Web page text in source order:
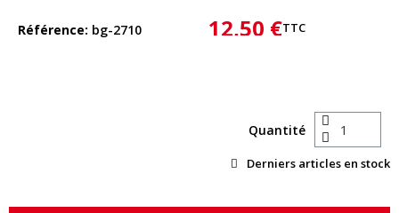
Référence bg-2710 12,50 €TTC
Quantité
Derniers articles en stock